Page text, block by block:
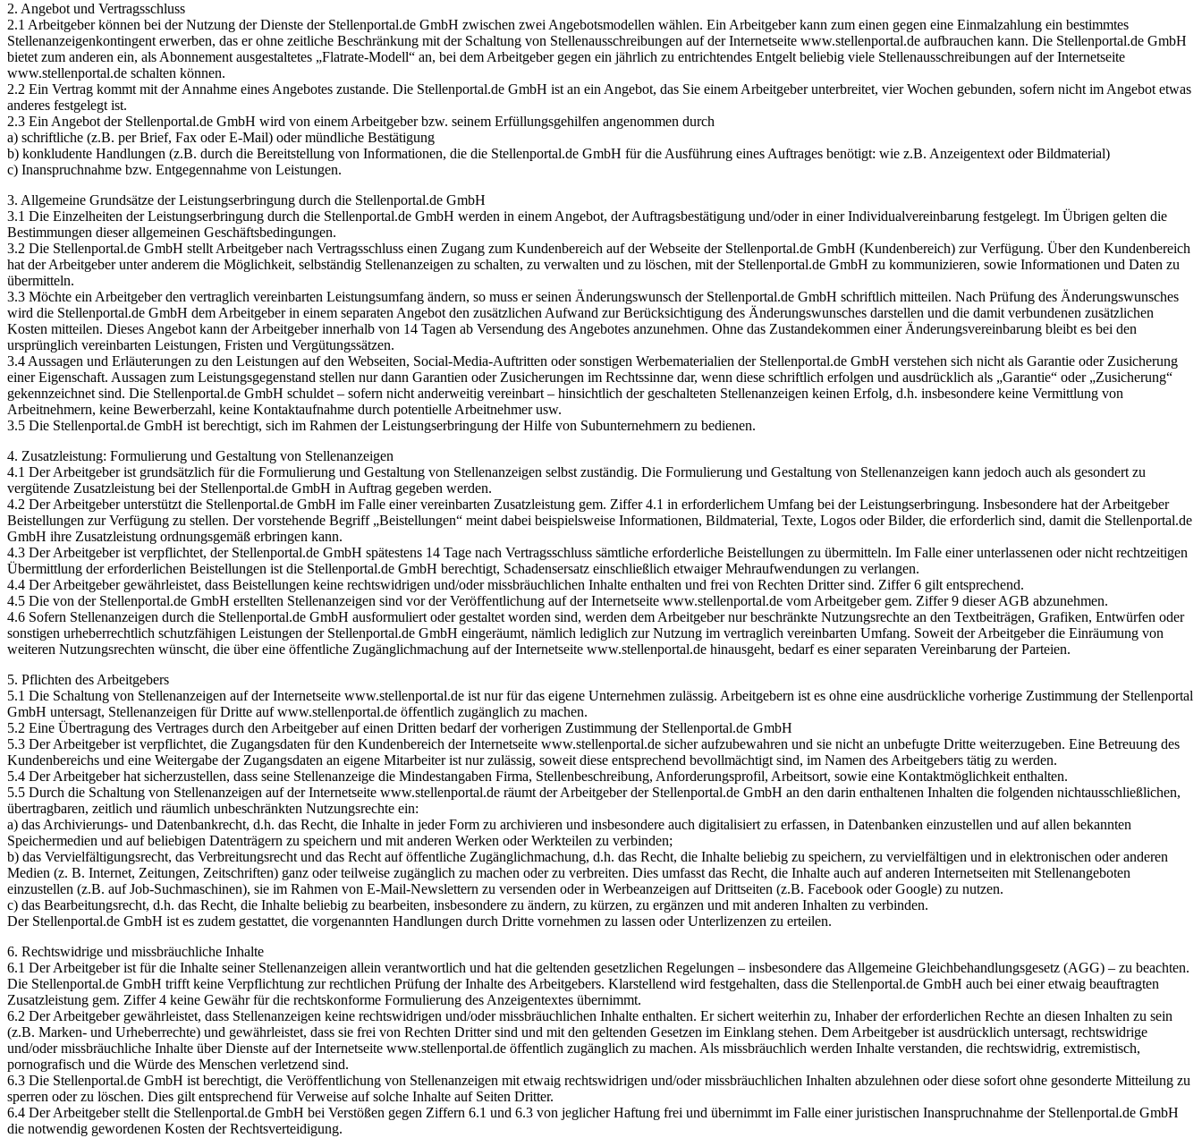
2. Angebot und Vertragsschluss
2.1 Arbeitgeber können bei der Nutzung der Dienste der Stellenportal.de GmbH zwischen zwei Angebotsmodellen wählen. Ein Arbeitgeber kann zum einen gegen eine Einmalzahlung ein bestimmtes
Stellenanzeigenkontingent erwerben, das er ohne zeitliche Beschränkung mit der Schaltung von Stellenausschreibungen auf der Internetseite www.stellenportal.de aufbrauchen kann. Die Stellenportal.de GmbH
bietet zum anderen ein, als Abonnement ausgestaltetes „Flatrate-Modell“ an, bei dem Arbeitgeber gegen ein jährlich zu entrichtendes Entgelt beliebig viele Stellenausschreibungen auf der Internetseite
www.stellenportal.de schalten können.
2.2 Ein Vertrag kommt mit der Annahme eines Angebotes zustande. Die Stellenportal.de GmbH ist an ein Angebot, das Sie einem Arbeitgeber unterbreitet, vier Wochen gebunden, sofern nicht im Angebot etwas
anderes festgelegt ist.
2.3 Ein Angebot der Stellenportal.de GmbH wird von einem Arbeitgeber bzw. seinem Erfüllungsgehilfen angenommen durch
a) schriftliche (z.B. per Brief, Fax oder E-Mail) oder mündliche Bestätigung
b) konkludente Handlungen (z.B. durch die Bereitstellung von Informationen, die die Stellenportal.de GmbH für die Ausführung eines Auftrages benötigt: wie z.B. Anzeigentext oder Bildmaterial)
c) Inanspruchnahme bzw. Entgegennahme von Leistungen.
3. Allgemeine Grundsätze der Leistungserbringung durch die Stellenportal.de GmbH
3.1 Die Einzelheiten der Leistungserbringung durch die Stellenportal.de GmbH werden in einem Angebot, der Auftragsbestätigung und/oder in einer Individualvereinbarung festgelegt. Im Übrigen gelten die
Bestimmungen dieser allgemeinen Geschäftsbedingungen.
3.2 Die Stellenportal.de GmbH stellt Arbeitgeber nach Vertragsschluss einen Zugang zum Kundenbereich auf der Webseite der Stellenportal.de GmbH (Kundenbereich) zur Verfügung. Über den Kundenbereich
hat der Arbeitgeber unter anderem die Möglichkeit, selbständig Stellenanzeigen zu schalten, zu verwalten und zu löschen, mit der Stellenportal.de GmbH zu kommunizieren, sowie Informationen und Daten zu
übermitteln.
3.3 Möchte ein Arbeitgeber den vertraglich vereinbarten Leistungsumfang ändern, so muss er seinen Änderungswunsch der Stellenportal.de GmbH schriftlich mitteilen. Nach Prüfung des Änderungswunsches
wird die Stellenportal.de GmbH dem Arbeitgeber in einem separaten Angebot den zusätzlichen Aufwand zur Berücksichtigung des Änderungswunsches darstellen und die damit verbundenen zusätzlichen
Kosten mitteilen. Dieses Angebot kann der Arbeitgeber innerhalb von 14 Tagen ab Versendung des Angebotes anzunehmen. Ohne das Zustandekommen einer Änderungsvereinbarung bleibt es bei den
ursprünglich vereinbarten Leistungen, Fristen und Vergütungssätzen.
3.4 Aussagen und Erläuterungen zu den Leistungen auf den Webseiten, Social-Media-Auftritten oder sonstigen Werbematerialien der Stellenportal.de GmbH verstehen sich nicht als Garantie oder Zusicherung
einer Eigenschaft. Aussagen zum Leistungsgegenstand stellen nur dann Garantien oder Zusicherungen im Rechtssinne dar, wenn diese schriftlich erfolgen und ausdrücklich als „Garantie“ oder „Zusicherung“
gekennzeichnet sind. Die Stellenportal.de GmbH schuldet – sofern nicht anderweitig vereinbart – hinsichtlich der geschalteten Stellenanzeigen keinen Erfolg, d.h. insbesondere keine Vermittlung von
Arbeitnehmern, keine Bewerberzahl, keine Kontaktaufnahme durch potentielle Arbeitnehmer usw.
3.5 Die Stellenportal.de GmbH ist berechtigt, sich im Rahmen der Leistungserbringung der Hilfe von Subunternehmern zu bedienen.
4. Zusatzleistung: Formulierung und Gestaltung von Stellenanzeigen
4.1 Der Arbeitgeber ist grundsätzlich für die Formulierung und Gestaltung von Stellenanzeigen selbst zuständig. Die Formulierung und Gestaltung von Stellenanzeigen kann jedoch auch als gesondert zu
vergütende Zusatzleistung bei der Stellenportal.de GmbH in Auftrag gegeben werden.
4.2 Der Arbeitgeber unterstützt die Stellenportal.de GmbH im Falle einer vereinbarten Zusatzleistung gem. Ziffer 4.1 in erforderlichem Umfang bei der Leistungserbringung. Insbesondere hat der Arbeitgeber
Beistellungen zur Verfügung zu stellen. Der vorstehende Begriff „Beistellungen“ meint dabei beispielsweise Informationen, Bildmaterial, Texte, Logos oder Bilder, die erforderlich sind, damit die Stellenportal.de
GmbH ihre Zusatzleistung ordnungsgemäß erbringen kann.
4.3 Der Arbeitgeber ist verpflichtet, der Stellenportal.de GmbH spätestens 14 Tage nach Vertragsschluss sämtliche erforderliche Beistellungen zu übermitteln. Im Falle einer unterlassenen oder nicht rechtzeitigen
Übermittlung der erforderlichen Beistellungen ist die Stellenportal.de GmbH berechtigt, Schadensersatz einschließlich etwaiger Mehraufwendungen zu verlangen.
4.4 Der Arbeitgeber gewährleistet, dass Beistellungen keine rechtswidrigen und/oder missbräuchlichen Inhalte enthalten und frei von Rechten Dritter sind. Ziffer 6 gilt entsprechend.
4.5 Die von der Stellenportal.de GmbH erstellten Stellenanzeigen sind vor der Veröffentlichung auf der Internetseite www.stellenportal.de vom Arbeitgeber gem. Ziffer 9 dieser AGB abzunehmen.
4.6 Sofern Stellenanzeigen durch die Stellenportal.de GmbH ausformuliert oder gestaltet worden sind, werden dem Arbeitgeber nur beschränkte Nutzungsrechte an den Textbeiträgen, Grafiken, Entwürfen oder
sonstigen urheberrechtlich schutzfähigen Leistungen der Stellenportal.de GmbH eingeräumt, nämlich lediglich zur Nutzung im vertraglich vereinbarten Umfang. Soweit der Arbeitgeber die Einräumung von
weiteren Nutzungsrechten wünscht, die über eine öffentliche Zugänglichmachung auf der Internetseite www.stellenportal.de hinausgeht, bedarf es einer separaten Vereinbarung der Parteien.
5. Pflichten des Arbeitgebers
5.1 Die Schaltung von Stellenanzeigen auf der Internetseite www.stellenportal.de ist nur für das eigene Unternehmen zulässig. Arbeitgebern ist es ohne eine ausdrückliche vorherige Zustimmung der Stellenportal
GmbH untersagt, Stellenanzeigen für Dritte auf www.stellenportal.de öffentlich zugänglich zu machen.
5.2 Eine Übertragung des Vertrages durch den Arbeitgeber auf einen Dritten bedarf der vorherigen Zustimmung der Stellenportal.de GmbH
5.3 Der Arbeitgeber ist verpflichtet, die Zugangsdaten für den Kundenbereich der Internetseite www.stellenportal.de sicher aufzubewahren und sie nicht an unbefugte Dritte weiterzugeben. Eine Betreuung des
Kundenbereichs und eine Weitergabe der Zugangsdaten an eigene Mitarbeiter ist nur zulässig, soweit diese entsprechend bevollmächtigt sind, im Namen des Arbeitgebers tätig zu werden.
5.4 Der Arbeitgeber hat sicherzustellen, dass seine Stellenanzeige die Mindestangaben Firma, Stellenbeschreibung, Anforderungsprofil, Arbeitsort, sowie eine Kontaktmöglichkeit enthalten.
5.5 Durch die Schaltung von Stellenanzeigen auf der Internetseite www.stellenportal.de räumt der Arbeitgeber der Stellenportal.de GmbH an den darin enthaltenen Inhalten die folgenden nichtausschließlichen,
übertragbaren, zeitlich und räumlich unbeschränkten Nutzungsrechte ein:
a) das Archivierungs- und Datenbankrecht, d.h. das Recht, die Inhalte in jeder Form zu archivieren und insbesondere auch digitalisiert zu erfassen, in Datenbanken einzustellen und auf allen bekannten
Speichermedien und auf beliebigen Datenträgern zu speichern und mit anderen Werken oder Werkteilen zu verbinden;
b) das Vervielfältigungsrecht, das Verbreitungsrecht und das Recht auf öffentliche Zugänglichmachung, d.h. das Recht, die Inhalte beliebig zu speichern, zu vervielfältigen und in elektronischen oder anderen
Medien (z. B. Internet, Zeitungen, Zeitschriften) ganz oder teilweise zugänglich zu machen oder zu verbreiten. Dies umfasst das Recht, die Inhalte auch auf anderen Internetseiten mit Stellenangeboten
einzustellen (z.B. auf Job-Suchmaschinen), sie im Rahmen von E-Mail-Newslettern zu versenden oder in Werbeanzeigen auf Drittseiten (z.B. Facebook oder Google) zu nutzen.
c) das Bearbeitungsrecht, d.h. das Recht, die Inhalte beliebig zu bearbeiten, insbesondere zu ändern, zu kürzen, zu ergänzen und mit anderen Inhalten zu verbinden.
Der Stellenportal.de GmbH ist es zudem gestattet, die vorgenannten Handlungen durch Dritte vornehmen zu lassen oder Unterlizenzen zu erteilen.
6. Rechtswidrige und missbräuchliche Inhalte
6.1 Der Arbeitgeber ist für die Inhalte seiner Stellenanzeigen allein verantwortlich und hat die geltenden gesetzlichen Regelungen – insbesondere das Allgemeine Gleichbehandlungsgesetz (AGG) – zu beachten.
Die Stellenportal.de GmbH trifft keine Verpflichtung zur rechtlichen Prüfung der Inhalte des Arbeitgebers. Klarstellend wird festgehalten, dass die Stellenportal.de GmbH auch bei einer etwaig beauftragten
Zusatzleistung gem. Ziffer 4 keine Gewähr für die rechtskonforme Formulierung des Anzeigentextes übernimmt.
6.2 Der Arbeitgeber gewährleistet, dass Stellenanzeigen keine rechtswidrigen und/oder missbräuchlichen Inhalte enthalten. Er sichert weiterhin zu, Inhaber der erforderlichen Rechte an diesen Inhalten zu sein
(z.B. Marken- und Urheberrechte) und gewährleistet, dass sie frei von Rechten Dritter sind und mit den geltenden Gesetzen im Einklang stehen. Dem Arbeitgeber ist ausdrücklich untersagt, rechtswidrige
und/oder missbräuchliche Inhalte über Dienste auf der Internetseite www.stellenportal.de öffentlich zugänglich zu machen. Als missbräuchlich werden Inhalte verstanden, die rechtswidrig, extremistisch,
pornografisch und die Würde des Menschen verletzend sind.
6.3 Die Stellenportal.de GmbH ist berechtigt, die Veröffentlichung von Stellenanzeigen mit etwaig rechtswidrigen und/oder missbräuchlichen Inhalten abzulehnen oder diese sofort ohne gesonderte Mitteilung zu
sperren oder zu löschen. Dies gilt entsprechend für Verweise auf solche Inhalte auf Seiten Dritter.
6.4 Der Arbeitgeber stellt die Stellenportal.de GmbH bei Verstößen gegen Ziffern 6.1 und 6.3 von jeglicher Haftung frei und übernimmt im Falle einer juristischen Inanspruchnahme der Stellenportal.de GmbH
die notwendig gewordenen Kosten der Rechtsverteidigung.